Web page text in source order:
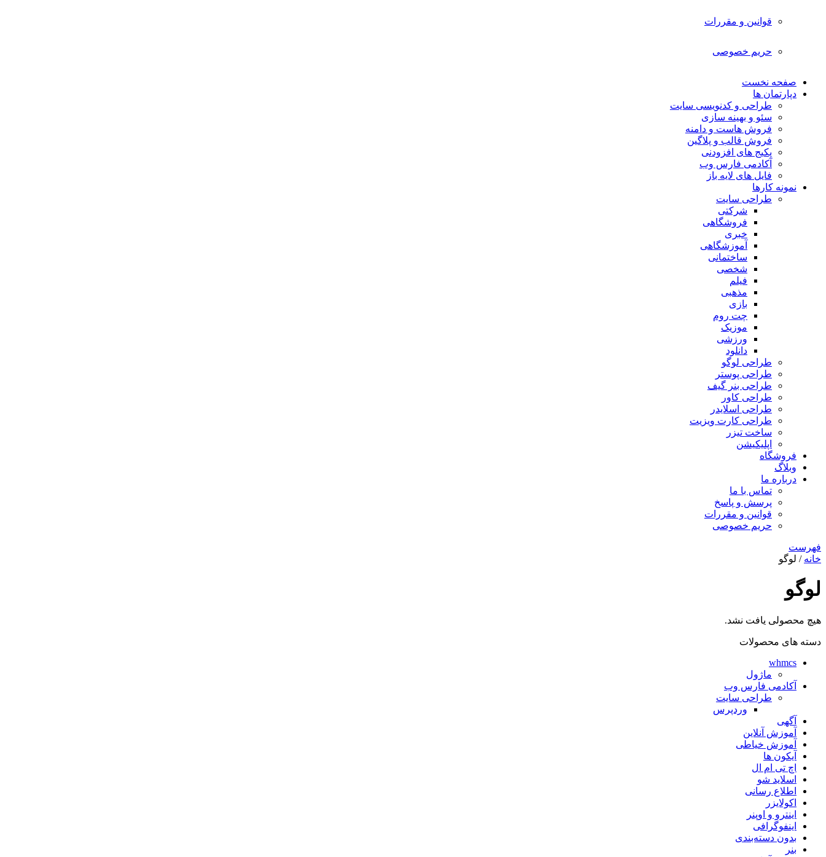
قوانین و مقررات
حریم خصوصی
صفحه نخست
دپارتمان ها
طراحی و کدنویسی سایت
سئو و بهینه سازی
فروش هاست و دامنه
فروش قالب و پلاگین
پکیج های افزودنی
آکادمی فارس وب
فایل های لایه باز
نمونه کارها
طراحی سایت
شرکتی
فروشگاهی
خبری
آموزشگاهی
ساختمانی
شخصی
فیلم
مذهبی
بازی
چت روم
موزیک
ورزشی
دانلود
طراحی لوگو
طراحی پوستر
طراحی بنر گیف
طراحی کاور
طراحی اسلایدر
طراحی کارت ویزیت
ساخت تیزر
اپلیکیشن
فروشگاه
وبلاگ
درباره ما
تماس با ما
پرسش و پاسخ
قوانین و مقررات
حریم خصوصی
فهرست
خانه / لوگو
لوگو
هیچ محصولی یافت نشد.
دسته های محصولات
whmcs
ماژول
آکادمی فارس وب
طراحی سایت
وردپرس
آگهی
آموزش آنلاین
آموزش خیاطی
آیکون ها
اچ تی ام ال
اسلاید شو
اطلاع رسانی
اکولایزر
اینترو و اوپنر
اینفوگرافی
بدون دسته‌بندی
بنر